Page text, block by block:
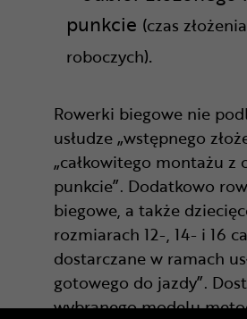
punkcie (czas
roboczych).
Rowerki biegowe nie
usłudze „wstępnego
„całkowitego montażu z
punkcie”. Dodatkowo
biegowe, a także
rozmiarach 12-, 14- i 16
dostarczane w ramach
gotowego do jazdy”.
wybranego modelu